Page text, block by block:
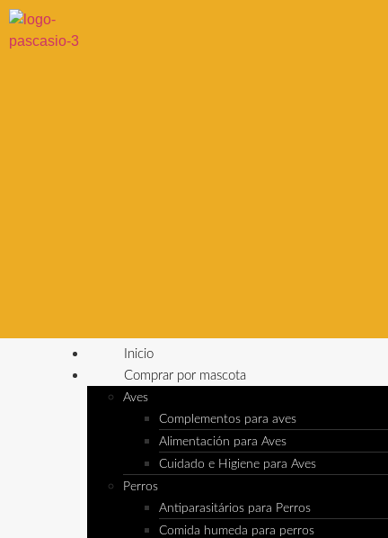
Inicio
Comprar por mascota
Aves
Complementos para aves
Alimentación para Aves
Cuidado e Higiene para Aves
Perros
Antiparasitários para Perros
Comida humeda para perros